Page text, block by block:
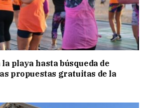
la playa hasta búsqueda de
propuestas gratuitas de la